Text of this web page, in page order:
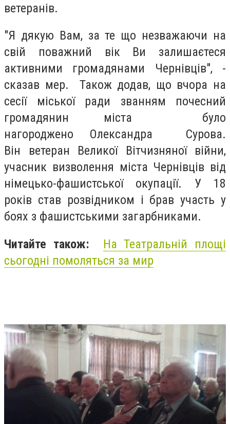
ветеранів.
"Я дякую Вам, за те що незважаючи на
свій поважний вік Ви залишаєтеся
активними громадянами Чернівців", -
сказав мер. Також додав, що вчора на
сесії міської ради званням почесний
громадянин міста було
нагороджено Олександра Сурова.
Він ветеран Великої Вітчизняної війни,
учасник визволення міста Чернівців від
німецько-фашистської окупації. У 18
років став розвідником і брав участь у
боях з фашистськими загарбниками.
Читайте також: На Театральній площі
сьогодні помоляться за мир